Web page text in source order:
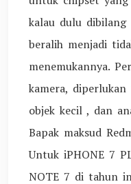
kalau dulu
beralih menjadi
menemukannya.
kamera,
objek kecil , dan
Bapak maksud
Untuk iPHONE 7
NOTE 7 di tahun